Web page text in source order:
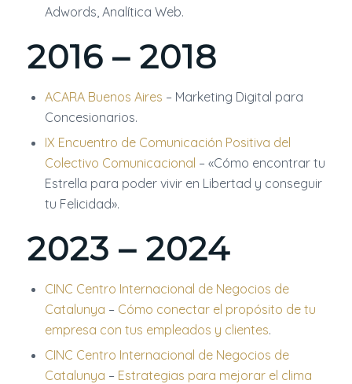
Adwords, Analítica Web.
2016 – 2018
ACARA Buenos Aires – Marketing Digital para
Concesionarios.
IX Encuentro de Comunicación Positiva del
Colectivo Comunicacional – «Cómo encontrar tu
Estrella para poder vivir en Libertad y conseguir
tu Felicidad».
2023 – 2024
CINC Centro Internacional de Negocios de
Catalunya – Cómo conectar el propósito de tu
empresa con tus empleados y clientes.
CINC Centro Internacional de Negocios de
Catalunya – Estrategias para mejorar el clima